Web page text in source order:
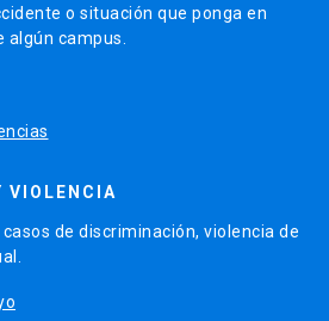
o situación que ponga en
algún campus.
VIOLENCIA
de discriminación, violencia de